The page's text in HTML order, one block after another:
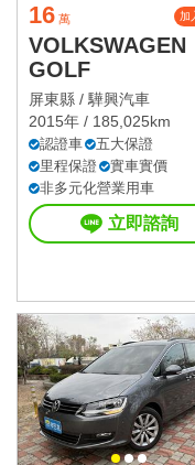
16 萬 加
VOLKSWAGEN
GOLF
屏東縣 / 驊興汽車
2015年 / 185,025km
認證車
五大保證
里程保證
實車實價
非多元化營業用車
立即諮詢